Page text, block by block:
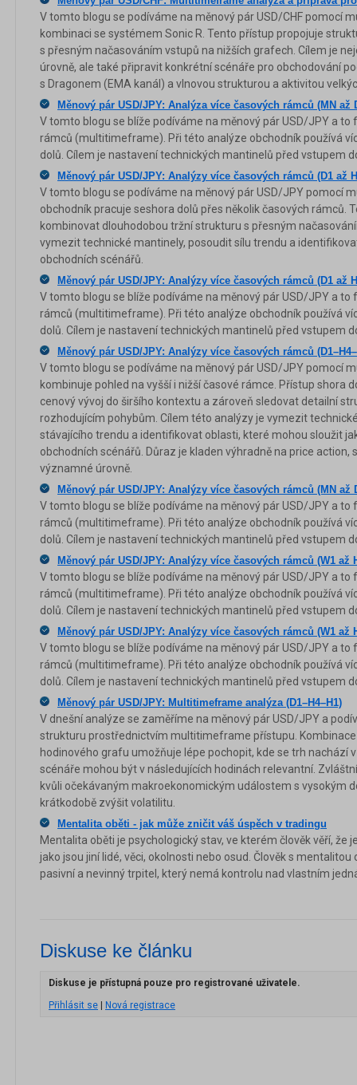
V tomto blogu se podíváme na měnový pár USD/CHF pomocí
kombinaci se systémem Sonic R. Tento přístup propojuje
s přesným načasováním vstupů na nižších grafech. Cílem je
úrovně, ale také připravit konkrétní scénáře pro obchodování
s Dragonem (EMA kanál) a vlnovou strukturou a aktivitou
Měnový pár USD/JPY: Analýza více časových rámců (MN až
V tomto blogu se blíže podíváme na měnový pár USD/JPY a
rámců (multitimeframe). Při této analýze obchodník používá
dolů. Cílem je nastavení technických mantinelů před vstupem
Měnový pár USD/JPY: Analýzy více časových rámců (D1 až
V tomto blogu se podíváme na měnový pár USD/JPY pomocí
obchodník pracuje seshora dolů přes několik časových rámců.
kombinovat dlouhodobou tržní strukturu s přesným
vymezit technické mantinely, posoudit sílu trendu a
obchodních scénářů.
Měnový pár USD/JPY: Analýzy více časových rámců (D1 až
V tomto blogu se blíže podíváme na měnový pár USD/JPY a
rámců (multitimeframe). Při této analýze obchodník používá
dolů. Cílem je nastavení technických mantinelů před vstupem
Měnový pár USD/JPY: Analýzy více časových rámců
V tomto blogu se podíváme na měnový pár USD/JPY pomocí
kombinuje pohled na vyšší i nižší časové rámce. Přístup shora
cenový vývoj do širšího kontextu a zároveň sledovat detailní
rozhodujícím pohybům. Cílem této analýzy je vymezit
stávajícího trendu a identifikovat oblasti, které mohou sloužit
obchodních scénářů. Důraz je kladen výhradně na price
významné úrovně.
Měnový pár USD/JPY: Analýzy více časových rámců (MN až
V tomto blogu se blíže podíváme na měnový pár USD/JPY a
rámců (multitimeframe). Při této analýze obchodník používá
dolů. Cílem je nastavení technických mantinelů před vstupem
Měnový pár USD/JPY: Analýzy více časových rámců (W1 až
V tomto blogu se blíže podíváme na měnový pár USD/JPY a
rámců (multitimeframe). Při této analýze obchodník používá
dolů. Cílem je nastavení technických mantinelů před vstupem
Měnový pár USD/JPY: Analýzy více časových rámců (W1 až
V tomto blogu se blíže podíváme na měnový pár USD/JPY a
rámců (multitimeframe). Při této analýze obchodník používá
dolů. Cílem je nastavení technických mantinelů před vstupem
Měnový pár USD/JPY: Multitimeframe analýza (D1–H4–H1)
V dnešní analýze se zaměříme na měnový pár USD/JPY a
strukturu prostřednictvím multitimeframe přístupu.
hodinového grafu umožňuje lépe pochopit, kde se trh nachází
scénáře mohou být v následujících hodinách relevantní.
kvůli očekávaným makroekonomickým událostem s vysokým
krátkodobě zvýšit volatilitu.
Mentalita oběti - jak může zničit váš úspěch v tradingu
Mentalita oběti je psychologický stav, ve kterém člověk věří, že
jako jsou jiní lidé, věci, okolnosti nebo osud. Člověk s
pasivní a nevinný trpitel, který nemá kontrolu nad vlastním
Diskuse ke článku
Diskuse je přístupná pouze pro registrované uživatele.
Přihlásit se | Nová registrace